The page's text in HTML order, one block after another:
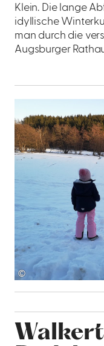
Klein. Die lange
idyllische
man durch die
Augsburger
©